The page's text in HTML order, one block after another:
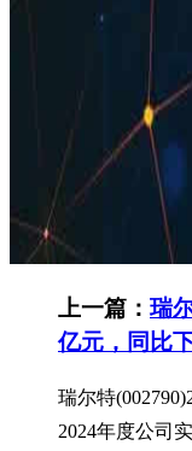
上一篇： 瑞
亿元，同比
瑞尔特
2024年度公司